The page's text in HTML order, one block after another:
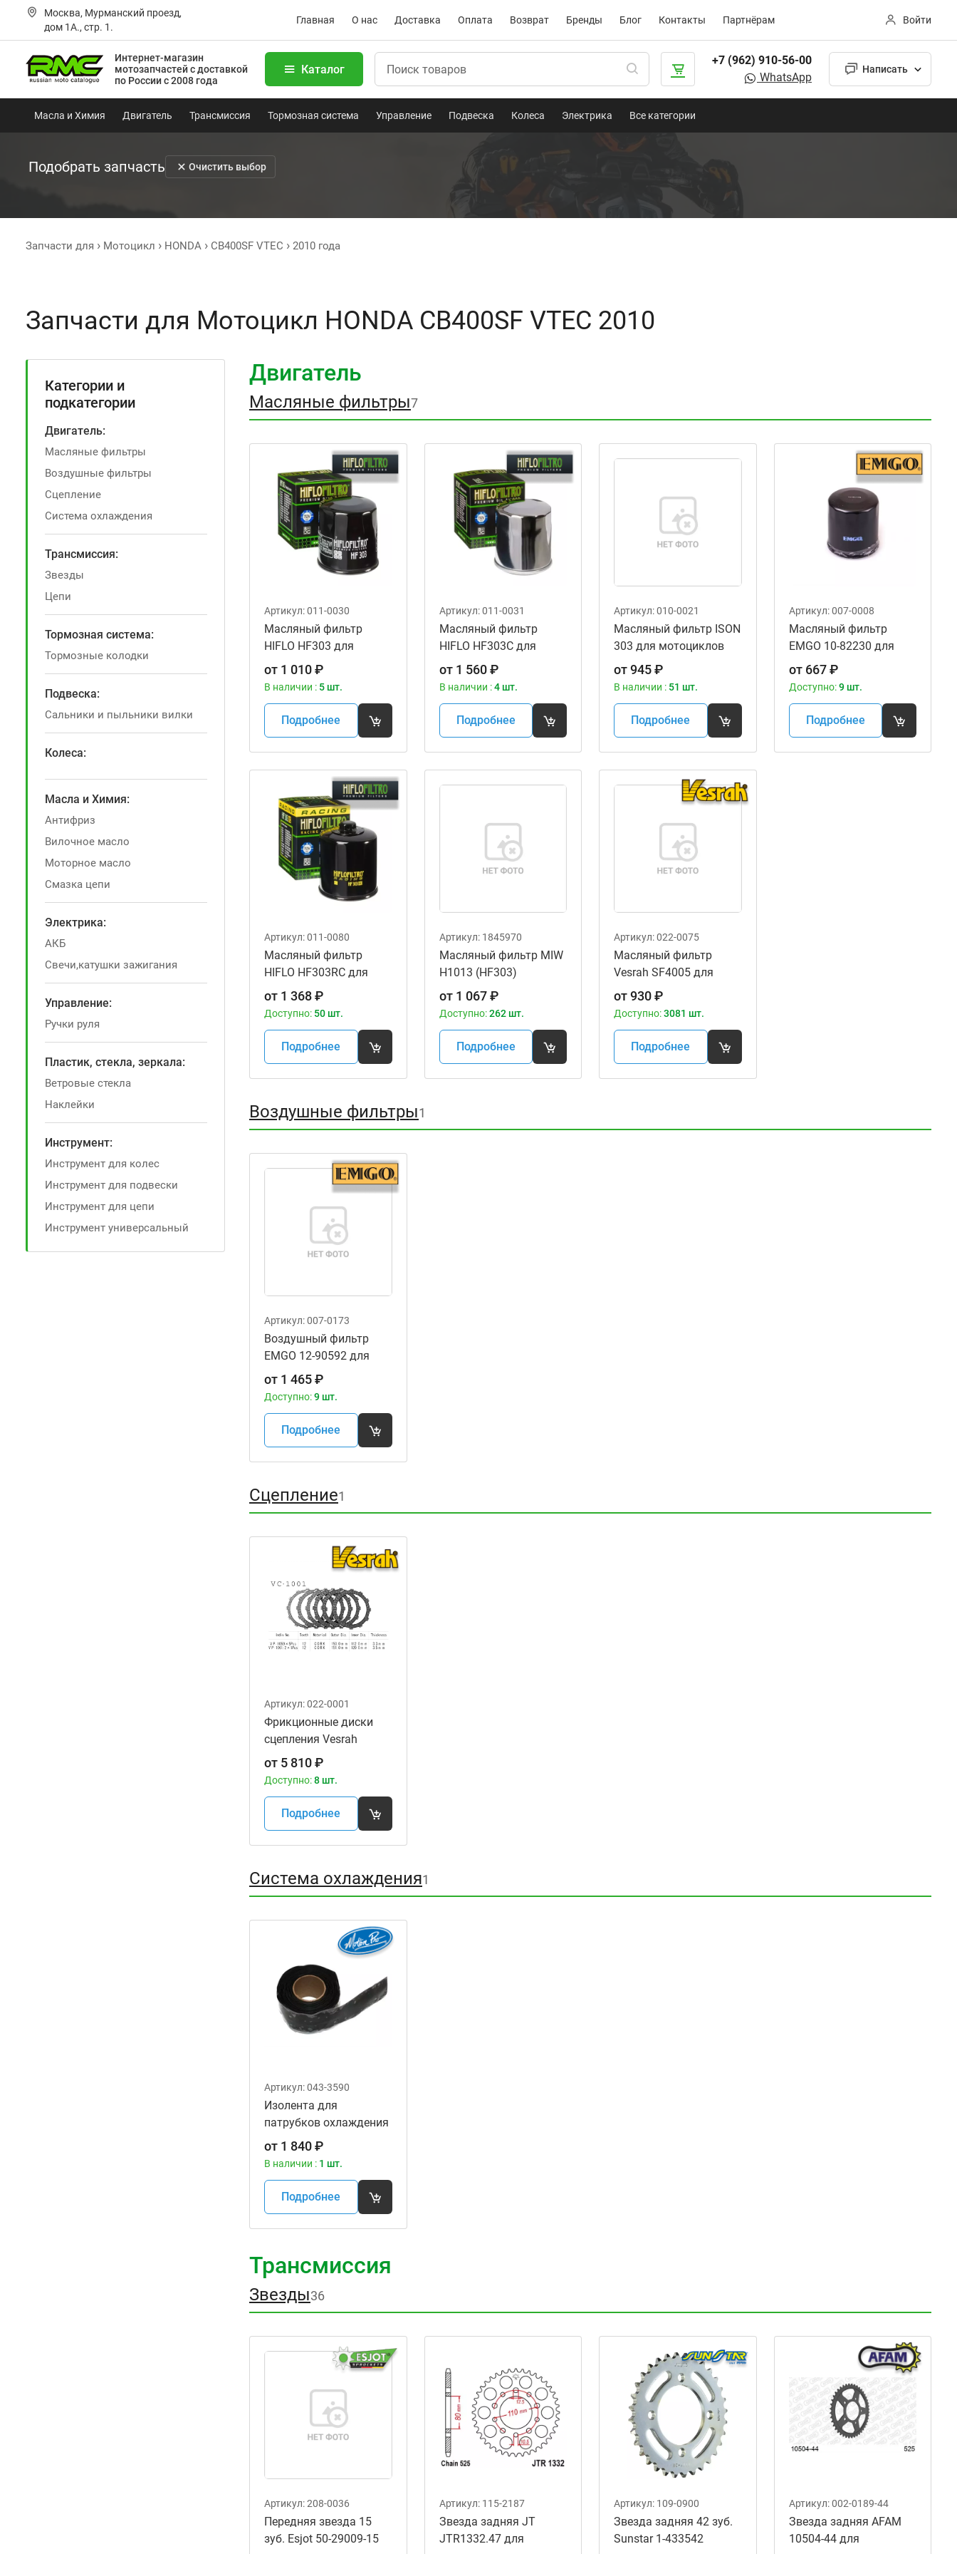
Москва, Мурманский проезд,
дом 1А., стр. 1.
Главная О нас Доставка Оплата Возврат Бренды Блог Контакты Партнёрам Войти
Интернет-магазин
мотозапчастейс доставкой
по России с 2008 года
Каталог
+7 (962) 910-56-00
WhatsApp
Написать
Масла и Химия Двигатель Трансмиссия Тормозная система Управление Подвеска Колеса Электрика Все категории
Подобрать запчасть Очистить выбор
Запчасти для Мотоцикл HONDA CB400SF VTEC 2010 года
Запчасти для Мотоцикл HONDA CB400SF VTEC 2010
Категории и
подкатегории
Двигатель:
Масляные фильтры
Воздушные фильтры
Сцепление
Система охлаждения
Трансмиссия:
Звезды
Цепи
Тормозная система:
Тормозные колодки
Подвеска:
Сальники и пыльники вилки
Колеса:
Масла и Химия:
Антифриз
Вилочное масло
Моторное масло
Смазка цепи
Электрика:
АКБ
Свечи,катушки зажигания
Управление:
Ручки руля
Пластик, стекла, зеркала:
Ветровые стекла
Наклейки
Инструмент:
Инструмент для колес
Инструмент для подвески
Инструмент для цепи
Инструмент универсальный
Двигатель
Масляные фильтры7
Артикул:011-0030
Масляный фильтр
HIFLO HF303 для
мотоциклов
от 1 010₽
В наличии : 5 шт.
Подробнее
Артикул:011-0031
Масляный фильтр
HIFLO HF303C для
мотоциклов
от 1 560₽
В наличии :4 шт.
Подробнее
Артикул:010-0021
Масляный фильтр ISON
303 для мотоциклов
от945₽
В наличии : 51 шт.
Подробнее
Артикул:007-0008
Масляный фильтр
EMGO 10-82230 для
мотоцикла
от 667₽
Доступно:9 шт.
Подробнее
Артикул:011-0080
Масляный фильтр
HIFLO HF303RC для
мотоциклов
от 1 368₽
Доступно: 50 шт.
Подробнее
Артикул: 1845970
Масляный фильтр MIW
H1013 (HF303)
от 1 067₽
Доступно:262 шт.
Подробнее
Артикул:022-0075
Масляный фильтр
Vesrah SF4005 для
мотоциклов
от930₽
Доступно:3081 шт.
Подробнее
Воздушные фильтры1
Артикул:007-0173
Воздушный фильтр
EMGO 12-90592 для
мотоцикла Honda
CB400SF '98-02
от 1 465₽
Доступно:9 шт.
Подробнее
Сцепление1
Артикул:022-0001
Фрикционные диски
сцепления Vesrah
VC1001 для
мотоциклов
от 5 810₽
Доступно:8 шт.
Подробнее
Система охлаждения1
Артикул:043-3590
Изолента для
патрубков охлаждения
MOTION PRO 11-0084
от 1 840₽
В наличии : 1 шт.
Подробнее
Трансмиссия
Звезды36
Артикул:208-0036
Передняя звезда 15
зуб. Esjot 50-29009-15
Артикул: 115-2187
Звезда задняя JT
JTR1332.47 для
Артикул: 109-0900
Звезда задняя 42 зуб.
Sunstar 1-433542
Артикул:002-0189-44
Звезда задняя AFAM
10504-44 для